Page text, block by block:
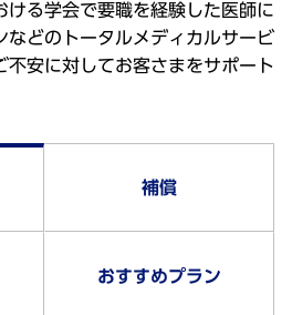
ける学会で要職を経験した医師に
などのトータルメディカルサービ
不安に対してお客さまをサポート
補償
おすすめプラン